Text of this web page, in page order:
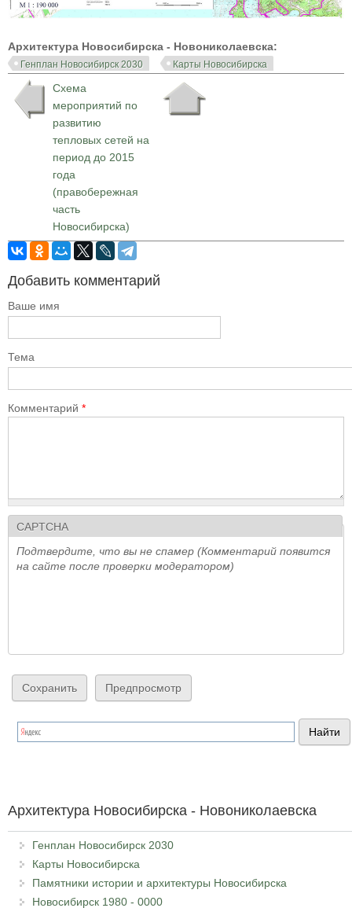
Архитектура Новосибирска - Новониколаевска:
Генплан Новосибирск 2030 Карты Новосибирска
Схема
мероприятий по
развитию
тепловых сетей на
период до 2015
года
(правобережная
часть
Новосибирска)
Добавить комментарий
Ваше имя
Тема
Комментарий *
CAPTCHA
Подтвердите, что вы не спамер (Комментарий появится
на сайте после проверки модератором)
Архитектура Новосибирска - Новониколаевска
Генплан Новосибирск 2030
Карты Новосибирска
Памятники истории и архитектуры Новосибирска
Новосибирск 1980 - 0000